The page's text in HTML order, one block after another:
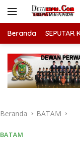
Beranda SEPUTAR
Beranda BATAM
BATAM